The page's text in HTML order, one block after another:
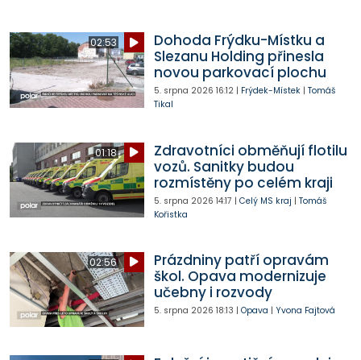
02:53
Dohoda Frýdku-Místku a
Slezanu Holding přinesla
novou parkovací plochu
5. srpna 2026 16:12| Frýdek-Místek| Tomáš
Tikal
01:18
Zdravotníci obměňují flotilu
vozů. Sanitky budou
rozmístěny po celém kraji
5. srpna 2026 14:17 | Celý MS kraj | Tomáš
Kořistka
02:56
Prázdniny patří opravám
škol. Opava modernizuje
učebny i rozvody
5. srpna 2026 18:13 | Opava | Yvona Fajtová